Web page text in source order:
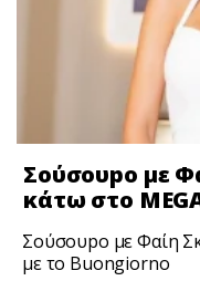
Σούσουpo με
κάτω στο
Σούσουpo με Φαίη
με το Buongiorno